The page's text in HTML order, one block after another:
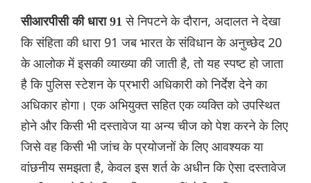
सीआरपीसी की धारा 91से निपटने के दौरान, अदालत ने देखा
कि संहिता की धारा 91 जब भारत के संविधान के अनुच्छेद 20
के आलोक में इसकी व्याख्या की जाती है, तो यह स्पष्ट हो जाता
है कि पुलिस स्टेशन के प्रभारी अधिकारी को निर्देश देने का
अधिकार होगा। एक अभियुक्त सहित एक व्यक्ति को उपस्थित
होने और किसी भी दस्तावेज या अन्य चीज को पेश करने के लिए
जिसे वह किसी भी जांच के प्रयोजनों के लिए आवश्यक या
वांछनीय समझता है, केवल इस शर्त के अधीन कि ऐसा दस्तावेज